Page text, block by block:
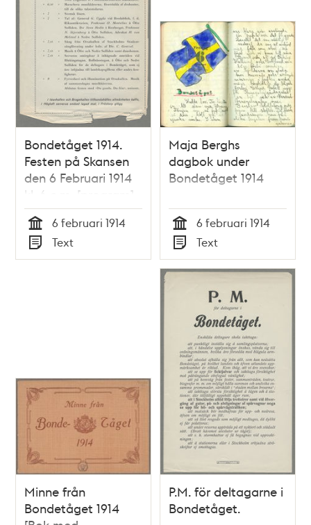
Bondetåget 1914.
Festen på Skansen
den 6 Februari 1914
kl. 6 e.m. [program]
Tid
6 februari 1914
Typ
Text
Maja Berghs
dagbok under
Bondetåget 1914
Tid
6 februari 1914
Typ
Text
Minne från
Bondetåget 1914
P.M. för deltagarne i
Bondetåget.